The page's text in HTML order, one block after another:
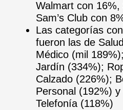
Walmart con
Sam’s Club con
Las categorías
fueron las de
Médico (mil
Jardín (334%);
Calzado (226%);
Personal (192%)
Telefonía (118%)